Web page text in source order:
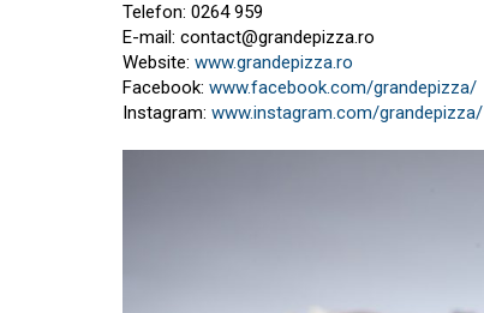
Telefon: 0264 959
E-mail: contact@grandepizza.ro
Website: www.grandepizza.ro
Facebook: www.facebook.com/grandepizza/
Instagram: www.instagram.com/grandepizza/